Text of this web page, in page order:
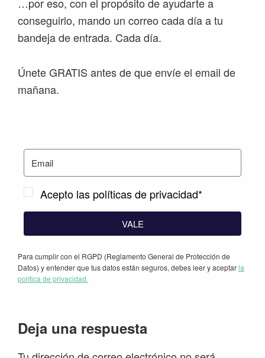
conseguirlo, mando un correo cada día a tu
bandeja de entrada. Cada día.
Únete GRATIS antes de que envíe el email de
mañana.
Acepto las políticas de privacidad*
VALE
Para cumplir con el RGPD (Reglamento General de Protección de
Datos) y entender que tus datos están seguros, debes leer y aceptarla
política de privacidad.
Interacciones
Deja una respuesta